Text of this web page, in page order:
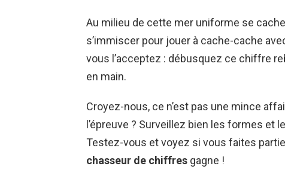
Au milieu de cette mer uniforme se
s’immiscer pour jouer à cache-cache
vous l’acceptez : débusquez ce chiffre
en main.
Croyez-nous, ce n’est pas une mince
l’épreuve ? Surveillez bien les formes et
Testez-vous et voyez si vous faites
chasseur de chiffres gagne !